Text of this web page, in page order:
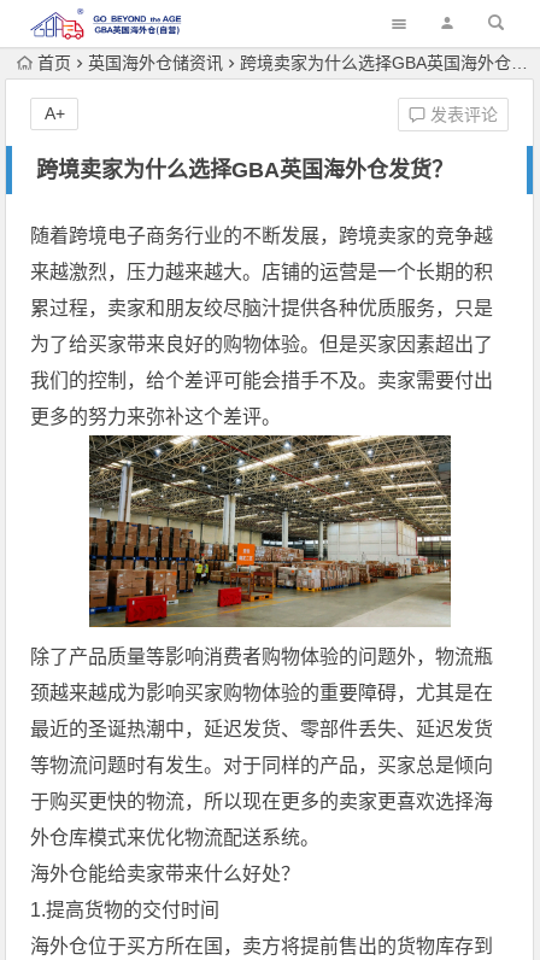
首页 英国海外仓储资讯 跨境卖家为什么选择GBA英国海外仓发货？
跨境卖家为什么选择GBA英国海外仓发货？
发表评论
A+
随着跨境电子商务行业的不断发展，跨境卖家的竞争越
来越激烈，压力越来越大。店铺的运营是一个长期的积
累过程，卖家和朋友绞尽脑汁提供各种优质服务，只是
为了给买家带来良好的购物体验。但是买家因素超出了
我们的控制，给个差评可能会措手不及。卖家需要付出
更多的努力来弥补这个差评。
除了产品质量等影响消费者购物体验的问题外，物流瓶
颈越来越成为影响买家购物体验的重要障碍，尤其是在
最近的圣诞热潮中，延迟发货、零部件丢失、延迟发货
等物流问题时有发生。对于同样的产品，买家总是倾向
于购买更快的物流，所以现在更多的卖家更喜欢选择海
外仓库模式来优化物流配送系统。
海外仓能给卖家带来什么好处？
1.提高货物的交付时间
海外仓位于买方所在国，卖方将提前售出的货物库存到